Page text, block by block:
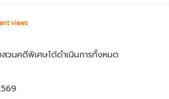
views
วนคดีพิเศษได้ดำเนินการทั้งหมด